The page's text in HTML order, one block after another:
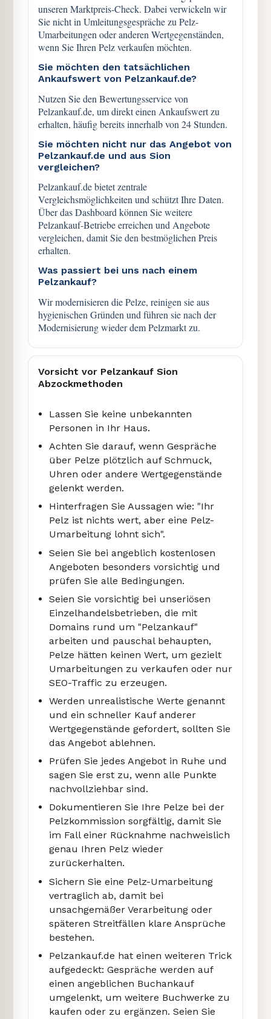
unseren Marktpreis-Check. Dabei verwickeln wir
Sie nicht in Umleitungsgespräche zu Pelz-
Umarbeitungen oder anderen Wertgegenständen,
wenn Sie Ihren Pelz verkaufen möchten.
Sie möchten den tatsächlichen
Ankaufswert von Pelzankauf.de?
Nutzen Sie den Bewertungsservice von
Pelzankauf.de, um direkt einen Ankaufswert zu
erhalten, häufig bereits innerhalb von 24 Stunden.
Sie möchten nicht nur das Angebot von
Pelzankauf.de und aus Sion
vergleichen?
Pelzankauf.de bietet zentrale
Vergleichsmöglichkeiten und schützt Ihre Daten.
Über das Dashboard können Sie weitere
Pelzankauf-Betriebe erreichen und Angebote
vergleichen, damit Sie den bestmöglichen Preis
erhalten.
Was passiert bei uns nach einem
Pelzankauf?
Wir modernisieren die Pelze, reinigen sie aus
hygienischen Gründen und führen sie nach der
Modernisierung wieder dem Pelzmarkt zu.
Vorsicht vor Pelzankauf Sion
Abzockmethoden
Lassen Sie keine unbekannten
Personen in Ihr Haus.
Achten Sie darauf, wenn Gespräche
über Pelze plötzlich auf Schmuck,
Uhren oder andere Wertgegenstände
gelenkt werden.
Hinterfragen Sie Aussagen wie: "Ihr
Pelz ist nichts wert, aber eine Pelz-
Umarbeitung lohnt sich".
Seien Sie bei angeblich kostenlosen
Angeboten besonders vorsichtig und
prüfen Sie alle Bedingungen.
Seien Sie vorsichtig bei unseriösen
Einzelhandelsbetrieben, die mit
Domains rund um "Pelzankauf"
arbeiten und pauschal behaupten,
Pelze hätten keinen Wert, um gezielt
Umarbeitungen zu verkaufen oder nur
SEO-Traffic zu erzeugen.
Werden unrealistische Werte genannt
und ein schneller Kauf anderer
Wertgegenstände gefordert, sollten Sie
das Angebot ablehnen.
Prüfen Sie jedes Angebot in Ruhe und
sagen Sie erst zu, wenn alle Punkte
nachvollziehbar sind.
Dokumentieren Sie Ihre Pelze bei der
Pelzkommission sorgfältig, damit Sie
im Fall einer Rücknahme nachweislich
genau Ihren Pelz wieder
zurückerhalten.
Sichern Sie eine Pelz-Umarbeitung
vertraglich ab, damit bei
unsachgemäßer Verarbeitung oder
späteren Streitfällen klare Ansprüche
bestehen.
Pelzankauf.de hat einen weiteren Trick
aufgedeckt: Gespräche werden auf
einen angeblichen Buchankauf
umgelenkt, um weitere Buchwerke zu
kaufen oder zu ergänzen. Seien Sie